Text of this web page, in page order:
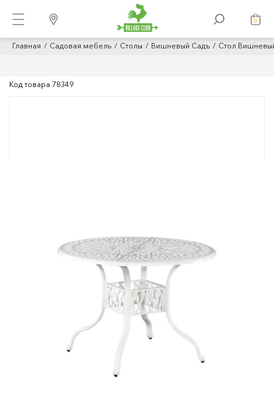
0
Главная Садовая мебель Столы Вишневый Садъ Стол
Код товара 78349